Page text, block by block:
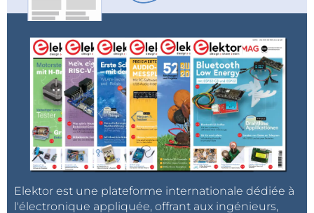
Elektor est une plateforme internationale dédiée à
l'électronique appliquée, offrant aux ingénieurs,